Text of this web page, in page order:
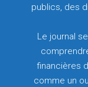
publics, des
Le journal
financières
comme un